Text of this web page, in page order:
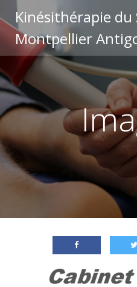
Kinésithérapie du
Montpellier